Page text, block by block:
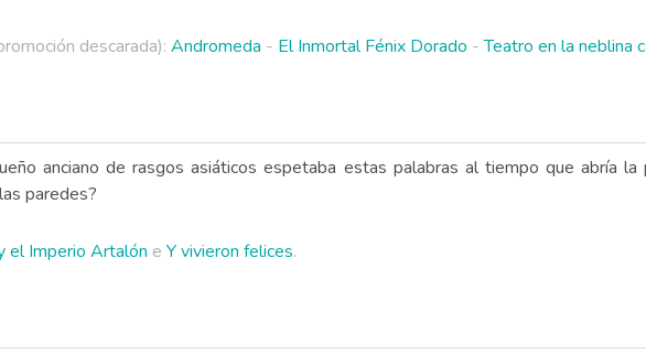
descarada): Andromeda - El Inmortal Fénix Dorado -Teatro en la neblina
anciano de rasgos asiáticos espetaba estas palabras al tiempo que abría
paredes?
el Imperio Artalón e Y vivieron felices.